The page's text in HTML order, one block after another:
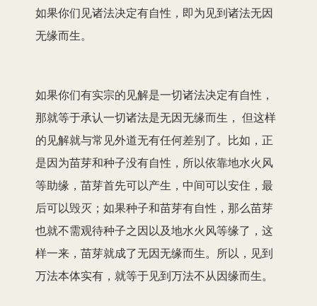
如果你们见诸法决定有自性，即为见到诸法无因
无缘而生。
如果你们有实宗的见解是一切诸法决定有自性，
那就等于承认一切诸法是无因无缘而生， 但这样
的见解就与常见外道无有任何差别了。比如，正
是因为苗芽和种子没有自性，所以依靠地水火风
等助缘，苗芽首先可以产生，中间可以安住，最
后可以毁灭；如果种子和苗芽有自性，那么苗芽
也就不需观待种子之因以及地水火风等缘了，这
样一来，苗芽就成了无因无缘而生。所以，见到
万法本体实有，就等于见到万法不从因缘而生。